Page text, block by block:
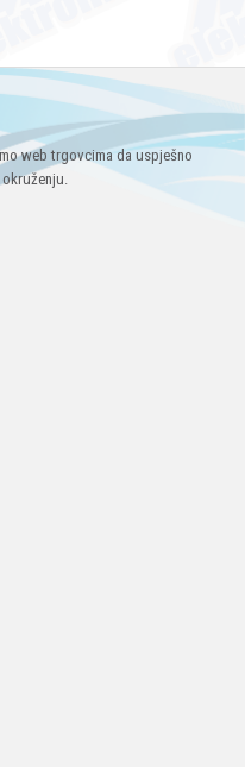
web trgovcima da uspješno